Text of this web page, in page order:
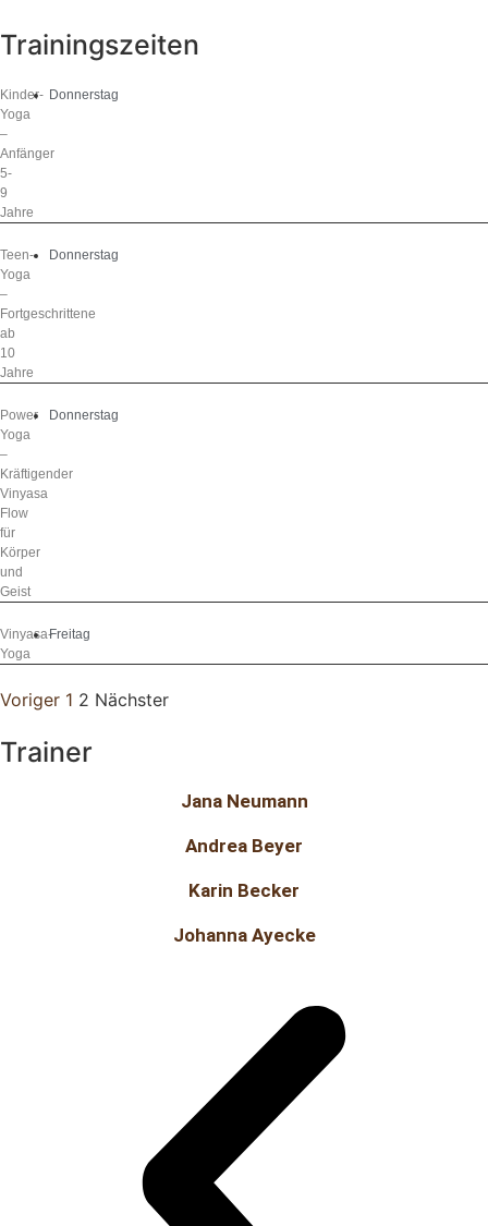
Trainingszeiten
Kinder-
Yoga
–
Anfänger
5-
9
Jahre
Donnerstag
Teen-
Yoga
–
Fortgeschrittene
ab
10
Jahre
Donnerstag
Power
Yoga
–
Kräftigender
Vinyasa
Flow
für
Körper
und
Geist
Donnerstag
Vinyasa-
Yoga
Freitag
Voriger 1 2 Nächster
Trainer
Jana Neumann
Andrea Beyer
Karin Becker
Johanna Ayecke